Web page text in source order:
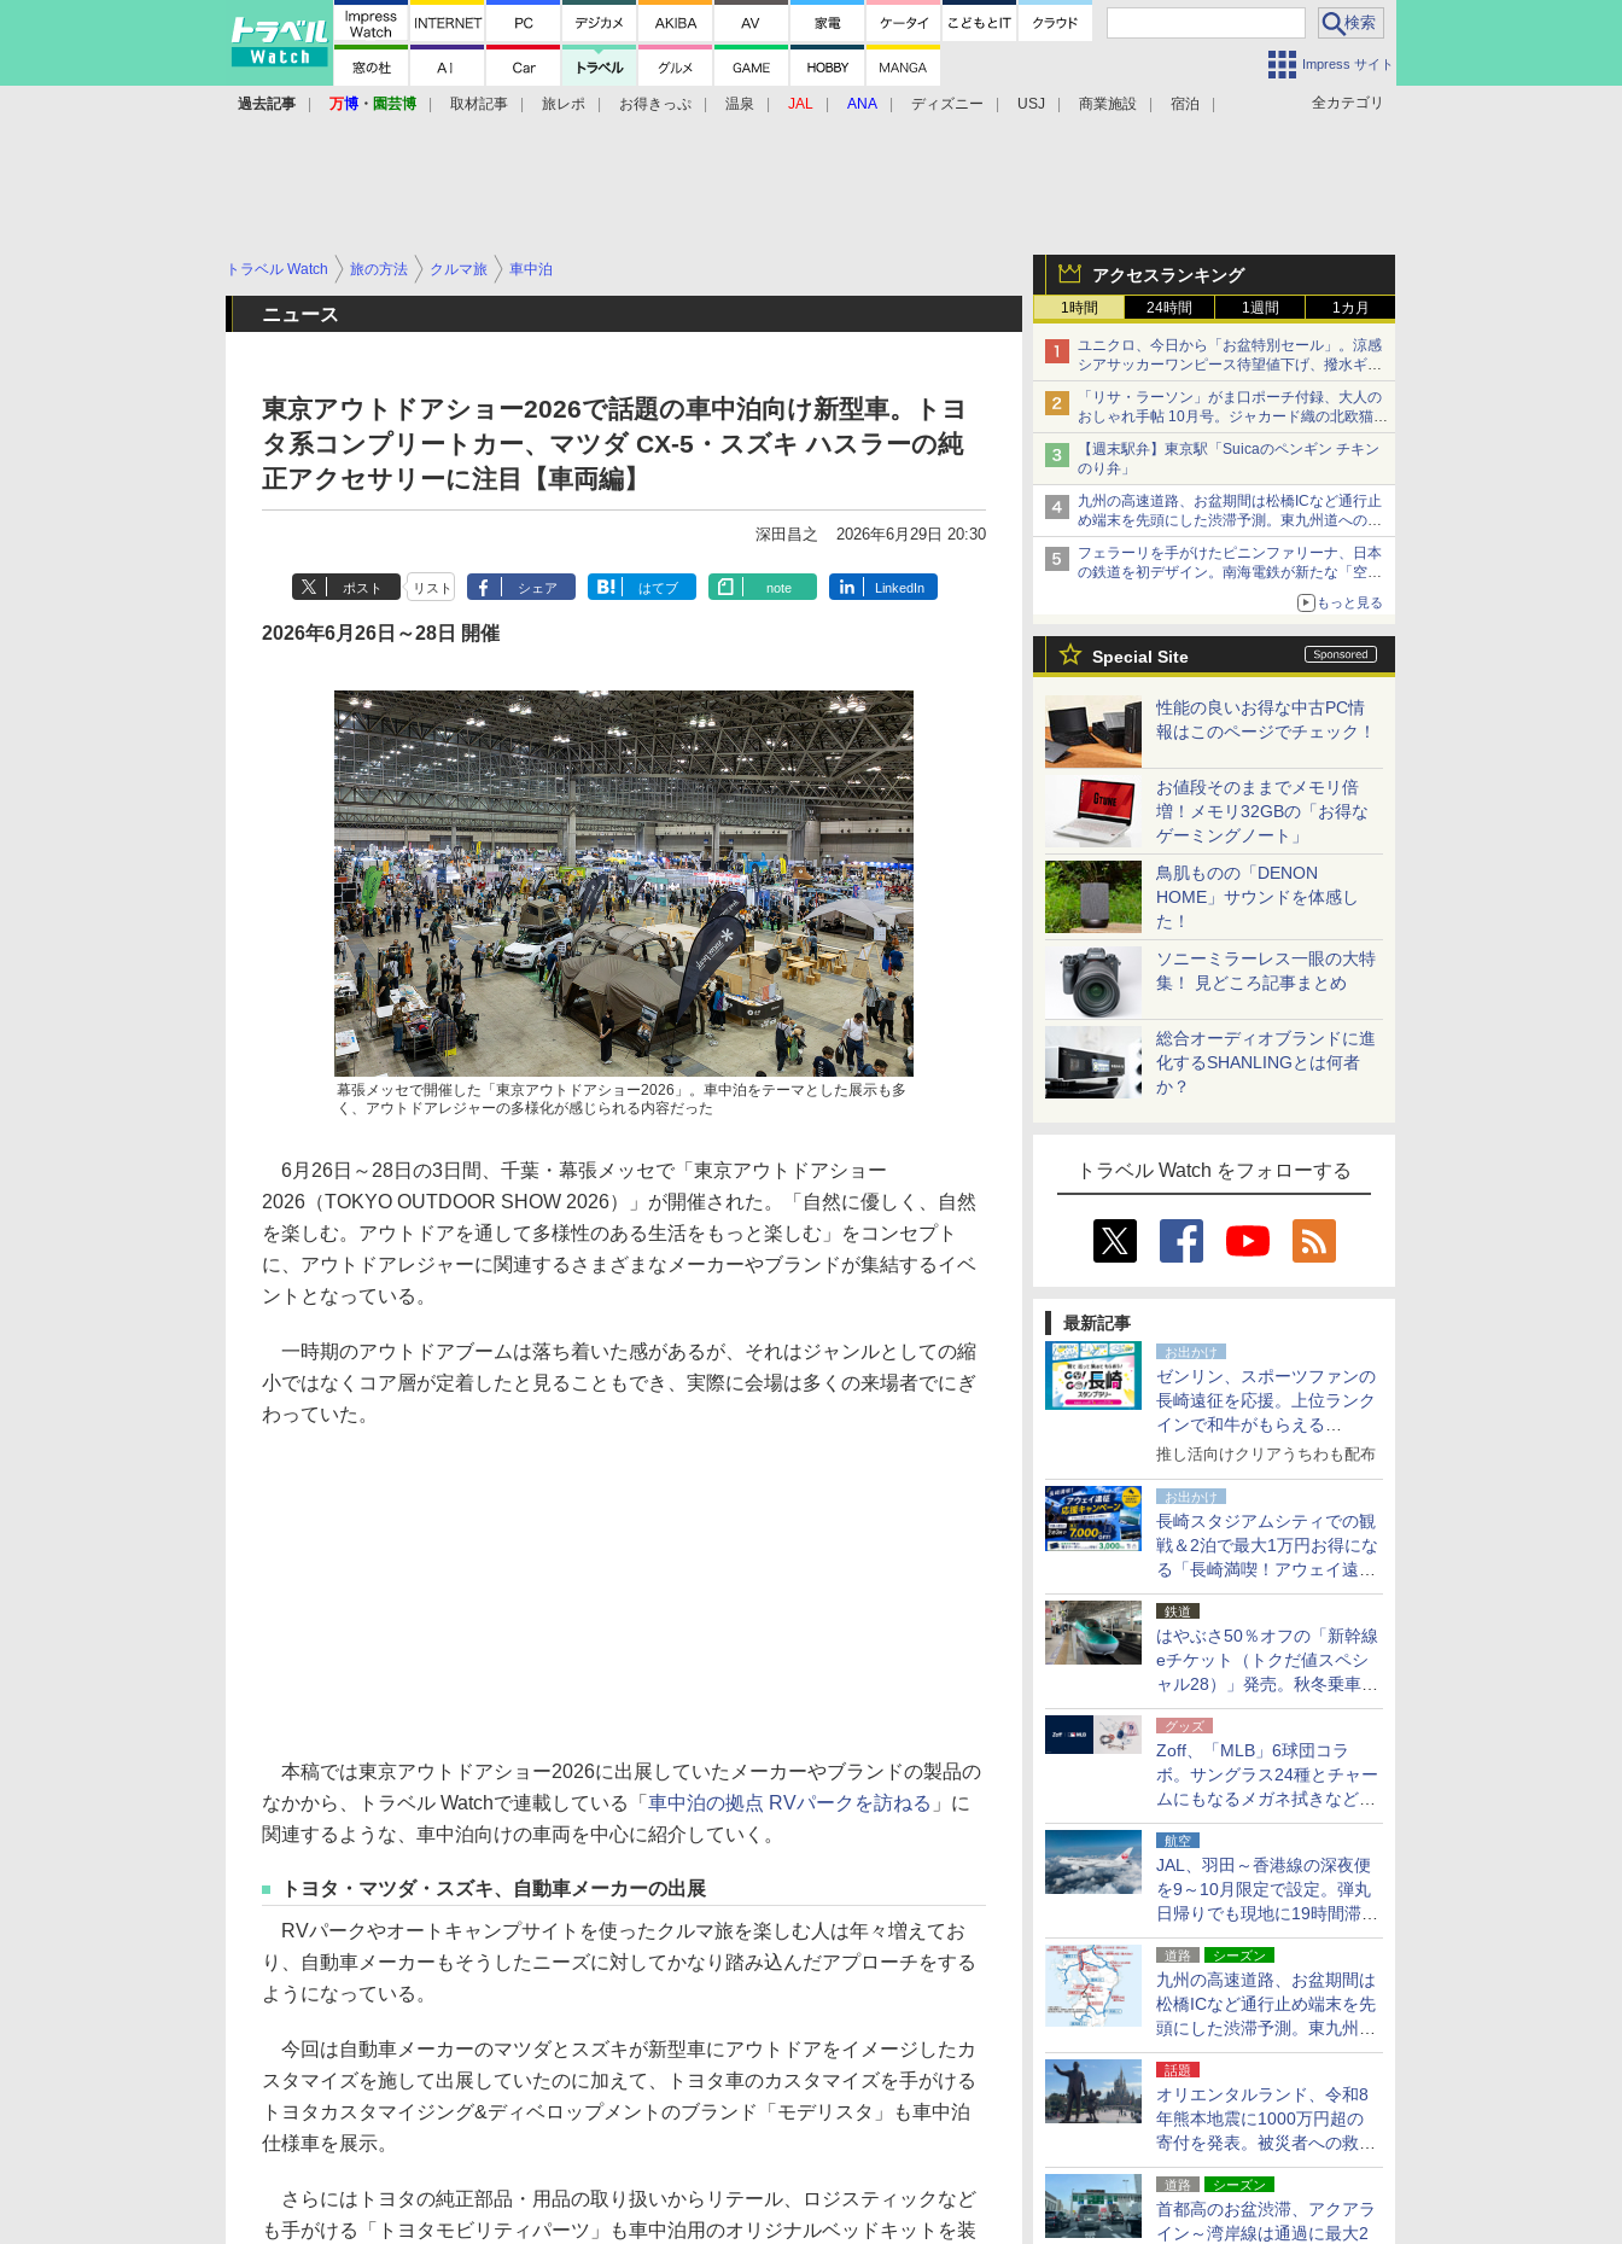
Impress サイト
全カテゴリ
過去記事 万博 ・ 園芸博 取材記事 旅レポ お得きっぷ 温泉 JAL ANA ディズニー USJ 商業施設 宿泊
アクセスランキング
1時間 24時間 1週間 1カ月
ユニクロ、今日から「お盆特別セール」。涼感
シアサッカーワンピース待望値下げ、撥水ギア
ショーツは1990円に
「リサ・ラーソン」がま口ポーチ付録、大人の
おしゃれ手帖 10月号。ジャカード織の北欧猫デ
ザイン
【週末駅弁】東京駅「Suicaのペンギン チキン
のり弁」
九州の高速道路、お盆期間は松橋ICなど通行止
め端末を先頭にした渋滞予測。東九州道への迂
回は料金調整を実施
フェラーリを手がけたピニンファリーナ、日本
の鉄道を初デザイン。南海電鉄が新たな「空港
もっと見る
Special Site
性能の良いお得な中古PC情
報はこのページでチェック！
お値段そのままでメモリ倍
増！メモリ32GBの「お得な
ゲーミングノート」
鳥肌ものの「DENON
HOME」サウンドを体感し
た！
ソニーミラーレス一眼の大特
集！ 見どころ記事まとめ
総合オーディオブランドに進
化するSHANLINGとは何者
か？
トラベル Watch をフォローする
最新記事
お出かけ
ゼンリン、スポーツファンの
長崎遠征を応援。上位ランク
インで和牛がもらえる
「GO！GO！長崎スタンプラ
推し活向けクリアうちわも配布
お出かけ
長崎スタジアムシティでの観
戦＆2泊で最大1万円お得にな
る「長崎満喫！アウェイ遠征
応援キャンペーン」
鉄道
はやぶさ50％オフの「新幹線
eチケット（トクだ値スペシ
ャル28）」発売。秋冬乗車
分、えきねっと限定
グッズ
Zoff、「MLB」6球団コラ
ボ。サングラス24種とチャー
ムにもなるメガネ拭きなど雑
貨24種
航空
JAL、羽田～香港線の深夜便
を9～10月限定で設定。弾丸
日帰りでも現地に19時間滞在
できる
道路 シーズン
九州の高速道路、お盆期間は
松橋ICなど通行止め端末を先
頭にした渋滞予測。東九州道
への迂回は料金調整を実施
話題
オリエンタルランド、令和8
年熊本地震に1000万円超の
寄付を発表。被災者への救援
活動・復旧支援
道路 シーズン
首都高のお盆渋滞、アクアラ
イン～湾岸線は通過に最大2
トラベル Watch 旅の方法 クルマ旅 車中泊
ニュース
東京アウトドアショー2026で話題の車中泊向け新型車。トヨ
タ系コンプリートカー、マツダ CX-5・スズキ ハスラーの純
正アクセサリーに注目【車両編】
深田昌之 2026年6月29日 20:30
ポスト リスト シェア はてブ note LinkedIn
2026年6月26日～28日 開催
幕張メッセで開催した「東京アウトドアショー2026」。車中泊をテーマとした展示も多
く、アウトドアレジャーの多様化が感じられる内容だった
6月26日～28日の3日間、千葉・幕張メッセで「東京アウトドアショー
2026（TOKYO OUTDOOR SHOW 2026）」が開催された。「自然に優しく、自然
を楽しむ。アウトドアを通して多様性のある生活をもっと楽しむ」をコンセプト
に、アウトドアレジャーに関連するさまざまなメーカーやブランドが集結するイベ
ントとなっている。
一時期のアウトドアブームは落ち着いた感があるが、それはジャンルとしての縮
小ではなくコア層が定着したと見ることもでき、実際に会場は多くの来場者でにぎ
わっていた。
本稿では東京アウトドアショー2026に出展していたメーカーやブランドの製品の
なかから、トラベル Watchで連載している「 車中泊の拠点 RVパークを訪ねる 」に
関連するような、車中泊向けの車両を中心に紹介していく。
トヨタ・マツダ・スズキ、自動車メーカーの出展
RVパークやオートキャンプサイトを使ったクルマ旅を楽しむ人は年々増えてお
り、自動車メーカーもそうしたニーズに対してかなり踏み込んだアプローチをする
ようになっている。
今回は自動車メーカーのマツダとスズキが新型車にアウトドアをイメージしたカ
スタマイズを施して出展していたのに加えて、トヨタ車のカスタマイズを手がける
トヨタカスタマイジング&ディベロップメントのブランド「モデリスタ」も車中泊
仕様車を展示。
さらにはトヨタの純正部品・用品の取り扱いからリテール、ロジスティックなど
も手がける「トヨタモビリティパーツ」も車中泊用のオリジナルベッドキットを装